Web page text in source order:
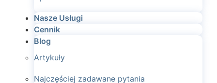
Nasze Usługi
Cennik
Blog
Artykuły
Najczęściej zadawane pytania